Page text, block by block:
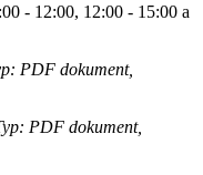
- 12:00, 12:00 - 15:00 a
PDF dokument,
PDF dokument,